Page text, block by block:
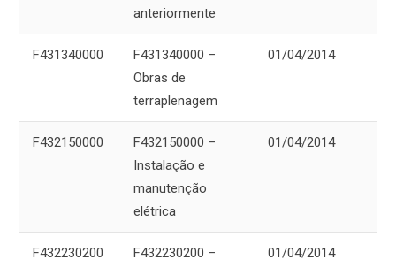
anteriormente
F431340000
F431340000 –
Obras de
terraplenagem
01/04/2014
F432150000
F432150000 –
Instalação e
manutenção
elétrica
01/04/2014
F432230200
F432230200 –
01/04/2014